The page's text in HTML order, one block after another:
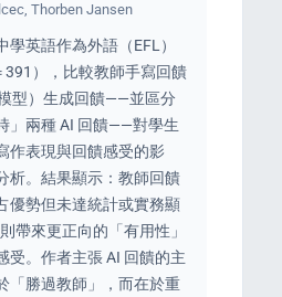
Thorben Jansen
英語作為外語（EFL）
391），比較教師手寫回饋
型）生成回饋——並區分
」兩種 AI 回饋——對學生
作表現與回饋感受的影
析。結果顯示：教師回饋
優勢但未達統計或實務顯
帶來更正向的「有用性」
受。作者主張 AI 回饋的主
「勝過教師」，而在於重